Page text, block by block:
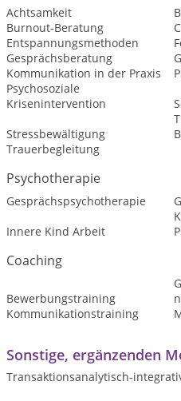
Achtsamkeit
Burnout-Beratung
Entspannungsmethoden
Gesprächsberatung
Kommunikation in der Praxis
Psychosoziale
Krisenintervention
Stressbewältigung
Trauerbegleitung
Psychotherapie
Gesprächspsychotherapie
Innere Kind Arbeit
Coaching
Bewerbungstraining
Kommunikationstraining
Sonstige, ergänzenden
Transaktionsanalytisch-